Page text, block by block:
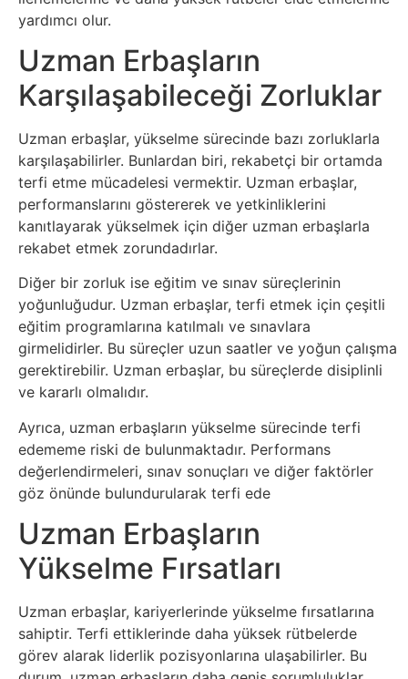
Tasarım
Güvenlik
Haber
Hayvanlar
Hobi
Hosting
Hukuk
İnstagram
İnternet
İnternetten
Para
Kazanma
Kadın
Kim
Kimdir
yardımcı olur.
Uzman Erbaşların
Karşılaşabileceği Zorluklar
Uzman erbaşlar, yükselme sürecinde bazı zorluklarla
karşılaşabilirler. Bunlardan biri, rekabetçi bir ortamda
terfi etme mücadelesi vermektir. Uzman erbaşlar,
performanslarını göstererek ve yetkinliklerini
kanıtlayarak yükselmek için diğer uzman erbaşlarla
rekabet etmek zorundadırlar.
Diğer bir zorluk ise eğitim ve sınav süreçlerinin
yoğunluğudur. Uzman erbaşlar, terfi etmek için çeşitli
eğitim programlarına katılmalı ve sınavlara
girmelidirler. Bu süreçler uzun saatler ve yoğun çalışma
gerektirebilir. Uzman erbaşlar, bu süreçlerde disiplinli
ve kararlı olmalıdır.
Ayrıca, uzman erbaşların yükselme sürecinde terfi
edememe riski de bulunmaktadır. Performans
değerlendirmeleri, sınav sonuçları ve diğer faktörler
göz önünde bulundurularak terfi ede
Uzman Erbaşların
Yükselme Fırsatları
Uzman erbaşlar, kariyerlerinde yükselme fırsatlarına
sahiptir. Terfi ettiklerinde daha yüksek rütbelerde
görev alarak liderlik pozisyonlarına ulaşabilirler. Bu